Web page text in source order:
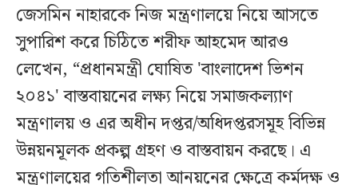
জেসমিন নাহারকে নিজ মন্ত্রণালয়ে নিয়ে আসতে
সুপারিশ করে চিঠিতে শরীফ আহমেদ আরও
লেখেন, “প্রধানমন্ত্রী ঘোষিত 'বাংলাদেশ ভিশন
২০৪১' বাস্তবায়নের লক্ষ্য নিয়ে সমাজকল্যাণ
মন্ত্রণালয় ও এর অধীন দপ্তর/অধিদপ্তরসমূহ বিভিন্ন
উন্নয়নমূলক প্রকল্প গ্রহণ ও বাস্তবায়ন করছে। এ
মন্ত্রণালয়ের গতিশীলতা আনয়নের ক্ষেত্রে কর্মদক্ষ ও